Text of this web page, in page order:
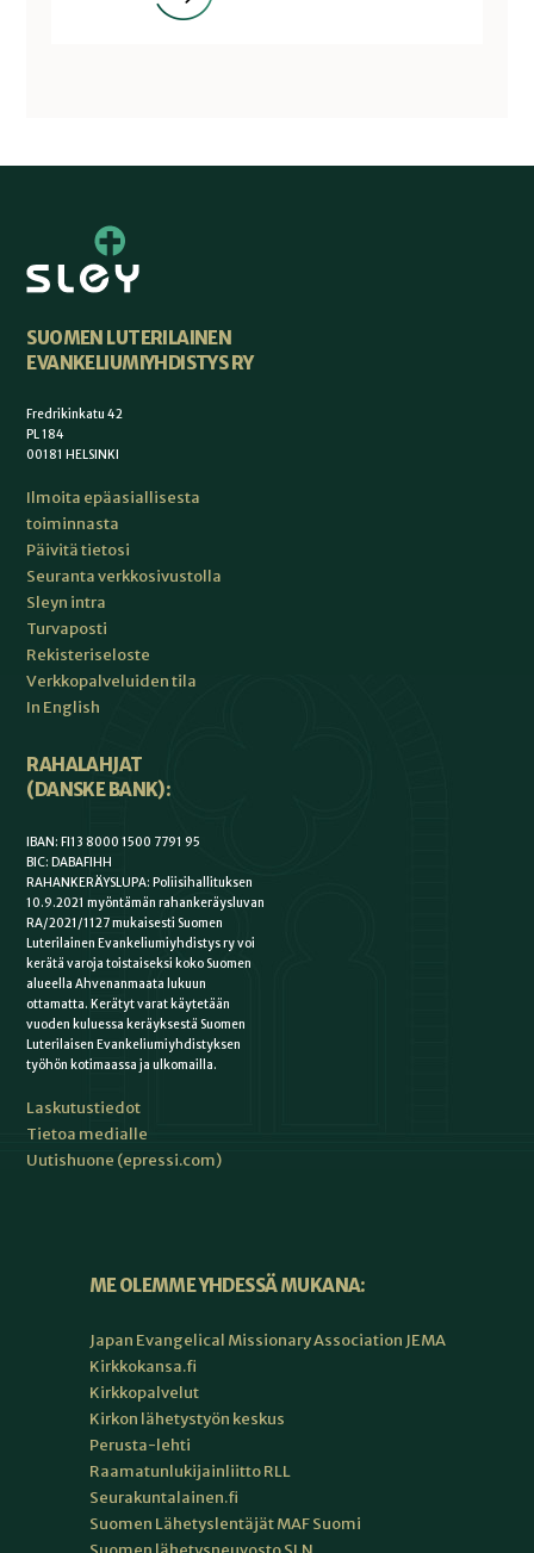
SUOMEN LUTERILAINEN
EVANKELIUMIYHDISTYS RY
Fredrikinkatu 42
PL 184
00181 HELSINKI
Ilmoita epäasiallisesta
toiminnasta
Päivitä tietosi
Seuranta verkkosivustolla
Sleyn intra
Turvaposti
Rekisteriseloste
Verkkopalveluiden tila
In English
RAHALAHJAT
(DANSKE BANK):
IBAN: FI13 8000 1500 7791 95
BIC: DABAFIHH
RAHANKERÄYSLUPA: Poliisihallituksen
10.9.2021 myöntämän rahankeräysluvan
RA/2021/1127 mukaisesti Suomen
Luterilainen Evankeliumiyhdistys ry voi
kerätä varoja toistaiseksi koko Suomen
alueella Ahvenanmaata lukuun
ottamatta. Kerätyt varat käytetään
vuoden kuluessa keräyksestä Suomen
Luterilaisen Evankeliumiyhdistyksen
työhön kotimaassa ja ulkomailla.
Laskutustiedot
Tietoa medialle
Uutishuone (epressi.com)
ME OLEMME YHDESSÄ MUKANA:
Japan Evangelical Missionary Association JEMA
Kirkkokansa.fi
Kirkkopalvelut
Kirkon lähetystyön keskus
Perusta-lehti
Raamatunlukijainliitto RLL
Seurakuntalainen.fi
Suomen Lähetyslentäjät MAF Suomi